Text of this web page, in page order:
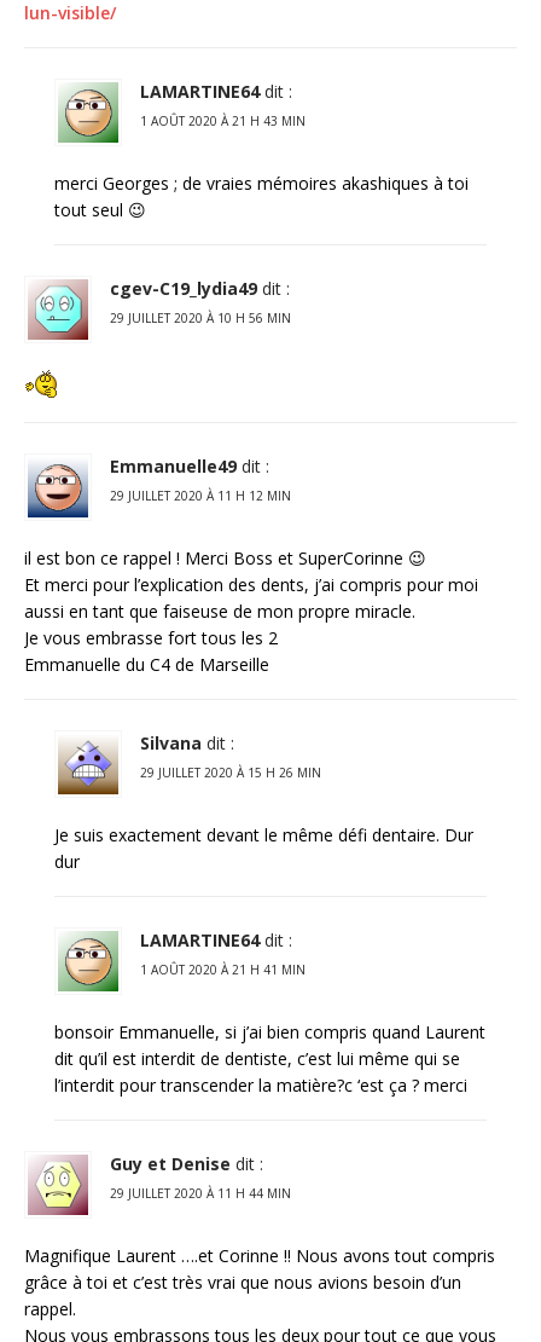
lun-visible/
LAMARTINE64 dit :
1 AOÛT 2020 À 21 H 43 MIN
merci Georges ; de vraies mémoires akashiques à toi
tout seul 😉
cgev-C19_lydia49 dit :
29 JUILLET 2020 À 10 H 56 MIN
Emmanuelle49 dit :
29 JUILLET 2020 À 11 H 12 MIN
il est bon ce rappel ! Merci Boss et SuperCorinne 😉
Et merci pour l’explication des dents, j’ai compris pour moi
aussi en tant que faiseuse de mon propre miracle.
Je vous embrasse fort tous les 2
Emmanuelle du C4 de Marseille
Silvana dit :
29 JUILLET 2020 À 15 H 26 MIN
Je suis exactement devant le même défi dentaire. Dur
dur
LAMARTINE64 dit :
1 AOÛT 2020 À 21 H 41 MIN
bonsoir Emmanuelle, si j’ai bien compris quand Laurent
dit qu’il est interdit de dentiste, c’est lui même qui se
l’interdit pour transcender la matière?c ‘est ça ? merci
Guy et Denise dit :
29 JUILLET 2020 À 11 H 44 MIN
Magnifique Laurent ….et Corinne !! Nous avons tout compris
grâce à toi et c’est très vrai que nous avions besoin d’un
rappel.
Nous vous embrassons tous les deux pour tout ce que vous